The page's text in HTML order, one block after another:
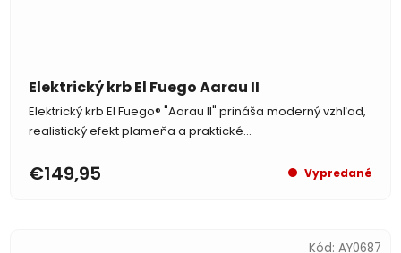
Elektrický krb El Fuego Aarau II
Vypredané
€149,95
Elektrický krb El Fuego® "Aarau II" prináša moderný vzhľad,
realistický efekt plameňa a praktické...
Kód: AY0687